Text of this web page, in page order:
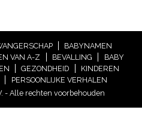
BABYNAMEN
VAN A-Z BEVALLING
BABY
GEZONDHEID
KINDEREN
PERSOONLIJKE VERHALEN
- Alle rechten voorbehouden